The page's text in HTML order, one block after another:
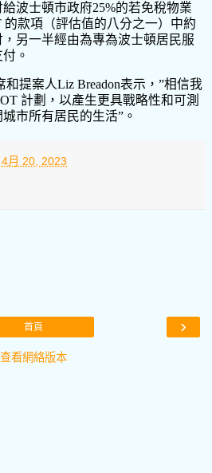
波士頓市政府25%的若免稅物業
的款項（評估值的八分之一）中約
另一半經由為專為波士頓居民服
。
案人Liz Breadon表示， ”相信我
計劃，以產生更具戰略性和可測
市所有居民的生活” 。
月 20, 2023
›
首頁
查看網絡版本